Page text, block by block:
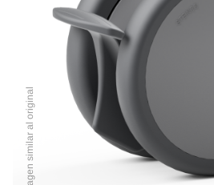
Imagen similar al original